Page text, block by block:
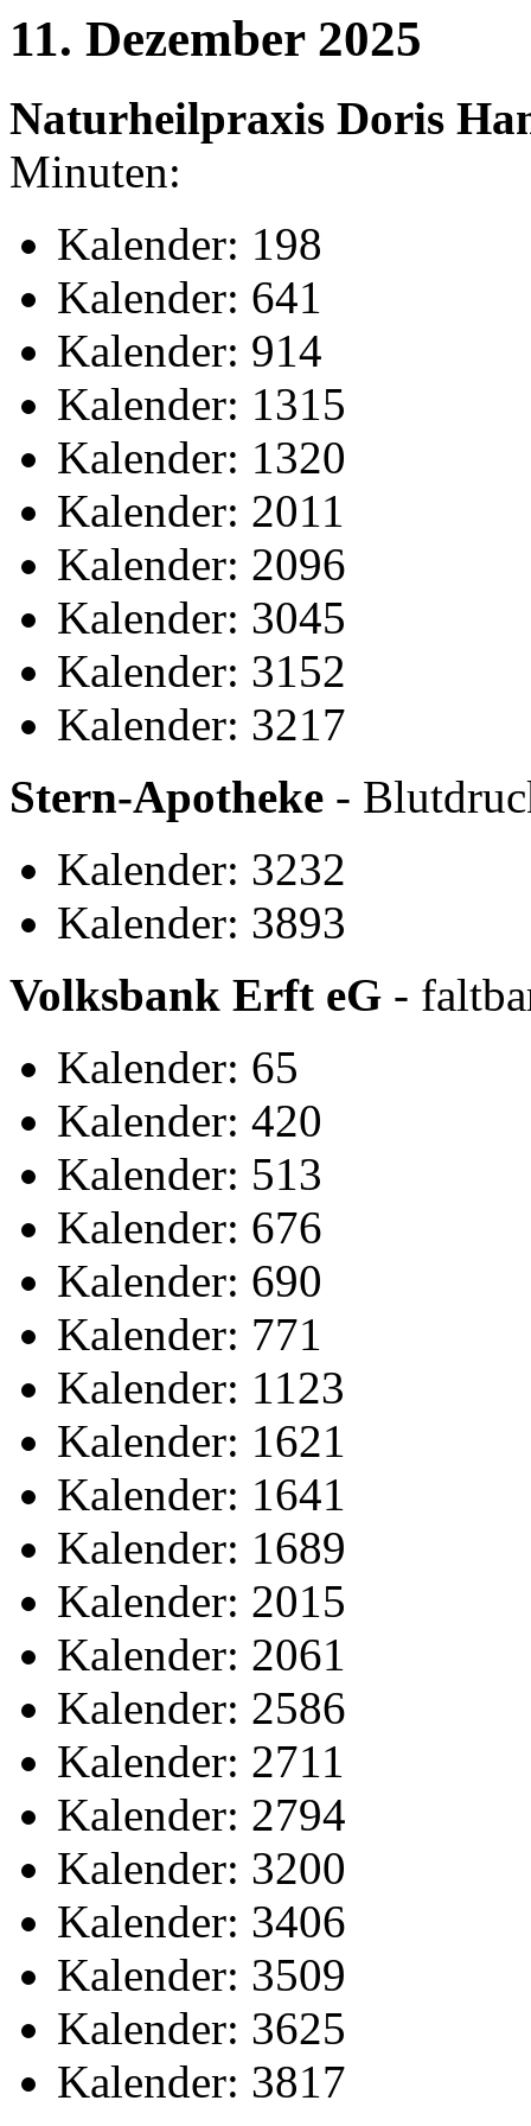
11. Dezember 2025
Naturheilpraxis Doris
Minuten:
Kalender: 198
Kalender: 641
Kalender: 914
Kalender: 1315
Kalender: 1320
Kalender: 2011
Kalender: 2096
Kalender: 3045
Kalender: 3152
Kalender: 3217
Stern-Apotheke -
Kalender: 3232
Kalender: 3893
Volksbank Erft eG -
Kalender: 65
Kalender: 420
Kalender: 513
Kalender: 676
Kalender: 690
Kalender: 771
Kalender: 1123
Kalender: 1621
Kalender: 1641
Kalender: 1689
Kalender: 2015
Kalender: 2061
Kalender: 2586
Kalender: 2711
Kalender: 2794
Kalender: 3200
Kalender: 3406
Kalender: 3509
Kalender: 3625
Kalender: 3817